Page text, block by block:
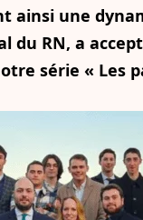
ainsi une
du RN, a
série « Les